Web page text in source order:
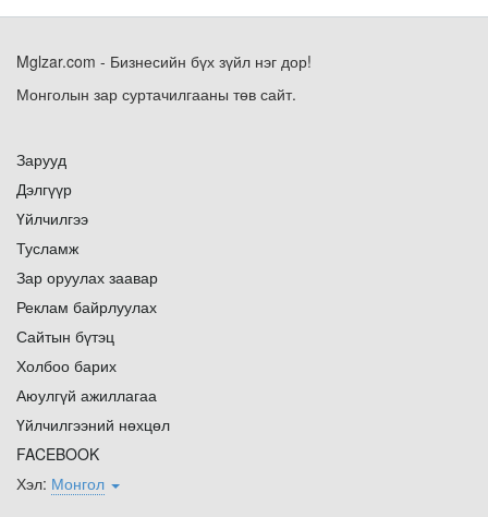
Mglzar.com - Бизнесийн бүх зүйл нэг дор!
Монголын зар суртачилгааны төв сайт.
Зарууд
Дэлгүүр
Үйлчилгээ
Тусламж
Зар оруулах заавар
Реклам байрлуулах
Сайтын бүтэц
Холбоо барих
Аюулгүй ажиллагаа
Үйлчилгээний нөхцөл
FACEBOOK
Хэл: Монгол